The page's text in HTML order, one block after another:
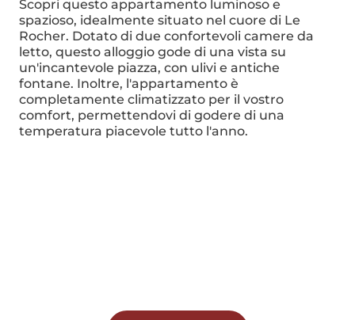
Scopri questo appartamento luminoso e
spazioso, idealmente situato nel cuore di Le
Rocher. Dotato di due confortevoli camere da
letto, questo alloggio gode di una vista su
un'incantevole piazza, con ulivi e antiche
fontane. Inoltre, l'appartamento è
completamente climatizzato per il vostro
comfort, permettendovi di godere di una
temperatura piacevole tutto l'anno.